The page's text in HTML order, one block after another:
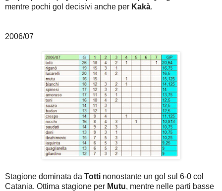
mentre pochi gol decisivi anche per Kakà.
2006/07
Stagione dominata da Totti nonostante un gol sul 6-0 col
Catania. Ottima stagione per Mutu, mentre nelle parti basse